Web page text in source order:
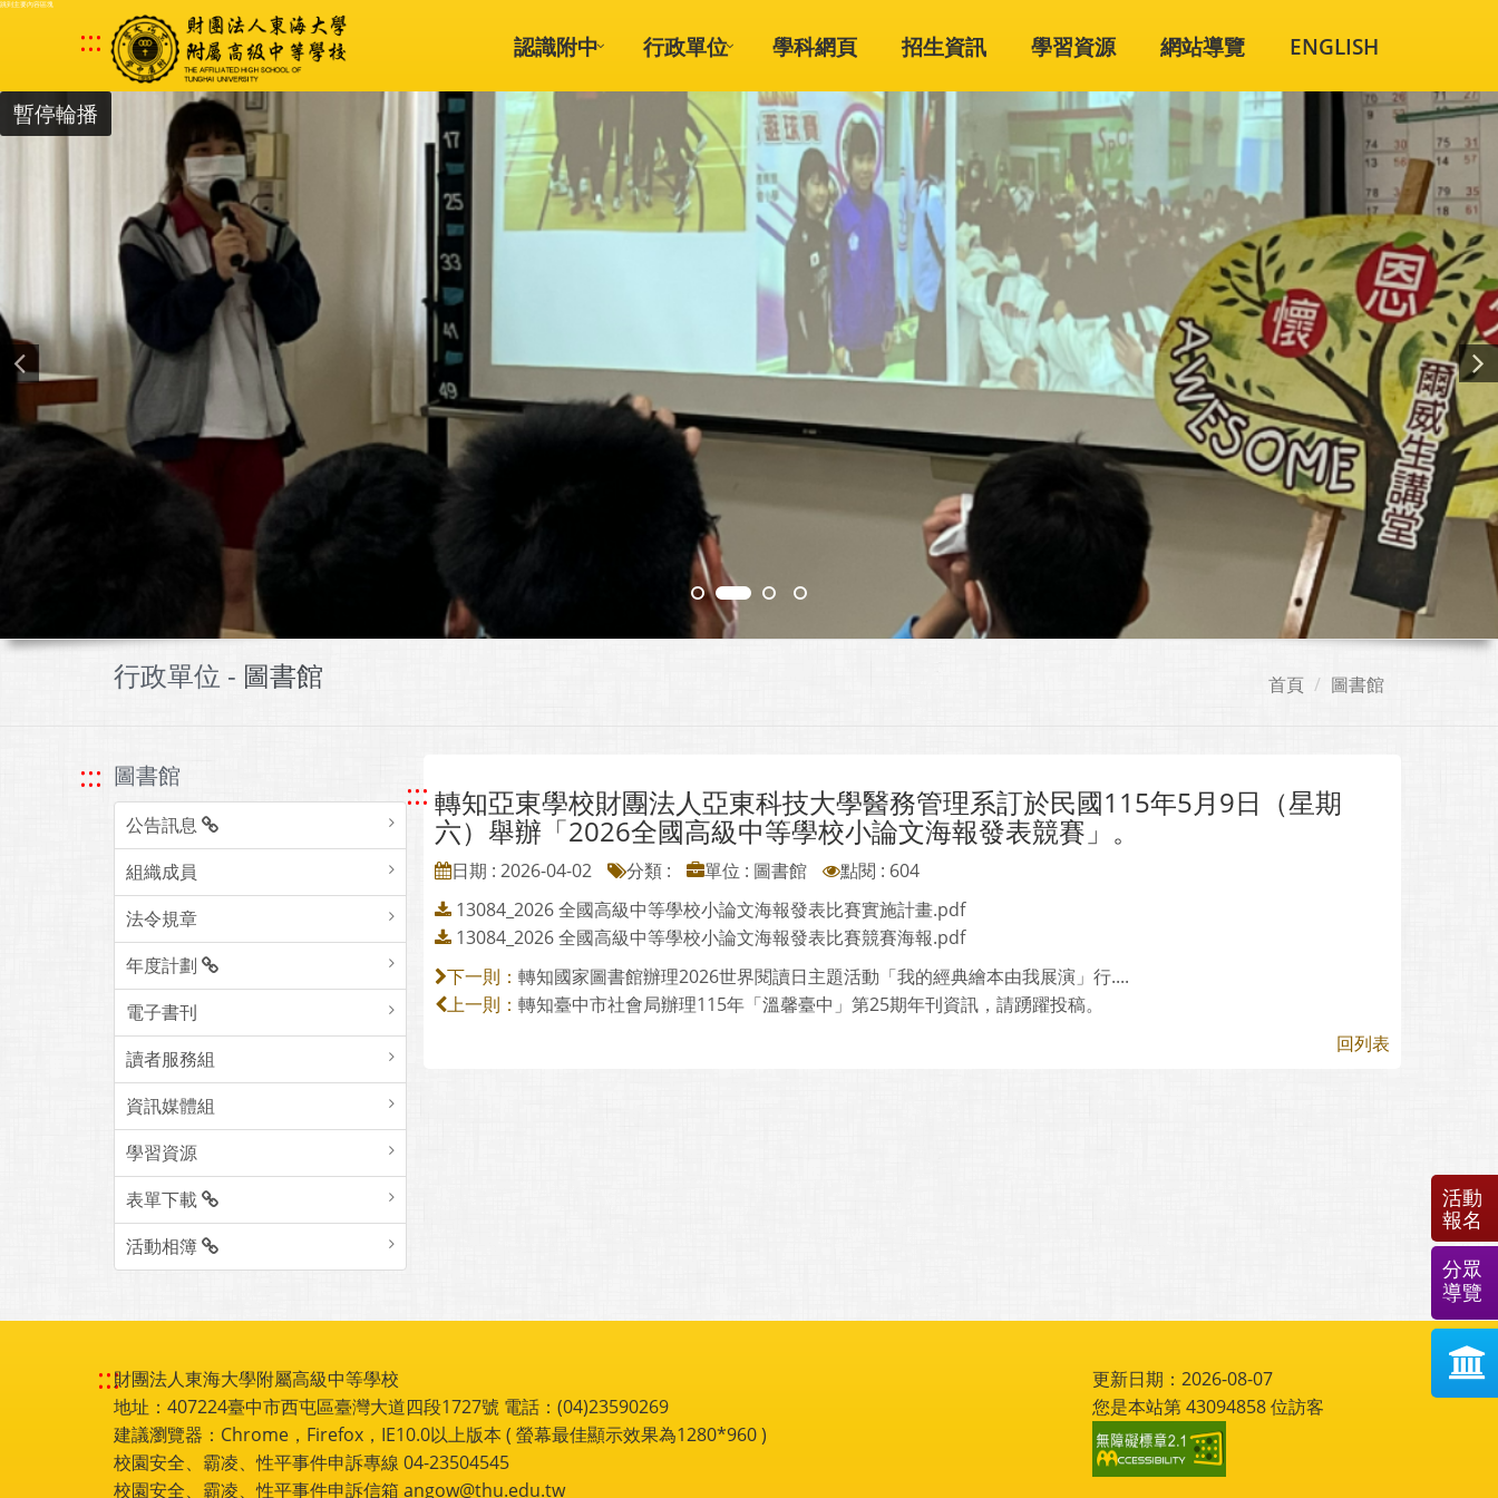
跳到主要內容區塊
::: 認識附中 行政單位 學科網頁 招生資訊 學習資源 網站導覽 ENGLISH
暫停輪播
行政單位 - 圖書館 首頁 圖書館
::: 圖書館
公告訊息
組織成員
法令規章
年度計劃
電子書刊
讀者服務組
資訊媒體組
學習資源
表單下載
活動相簿
::: 轉知亞東學校財團法人亞東科技大學醫務管理系訂於民國115年5月9日（星期
六）舉辦「2026全國高級中等學校小論文海報發表競賽」。
日期 : 2026-04-02 分類 : 單位 : 圖書館
點閱 : 604
13084_2026 全國高級中等學校小論文海報發表比賽實施計畫.pdf
13084_2026 全國高級中等學校小論文海報發表比賽競賽海報.pdf
下一則： 轉知國家圖書館辦理2026世界閱讀日主題活動「我的經典繪本由我展演」行....
上一則： 轉知臺中市社會局辦理115年「溫馨臺中」第25期年刊資訊，請踴躍投稿。
回列表
:::財團法人東海大學附屬高級中等學校
地址：407224臺中市西屯區臺灣大道四段1727號 電話：(04)23590269
建議瀏覽器：Chrome，Firefox，IE10.0以上版本 ( 螢幕最佳顯示效果為1280*960 )
校園安全、霸凌、性平事件申訴專線 04-23504545
校園安全、霸凌、性平事件申訴信箱 angow@thu.edu.tw
更新日期：2026-08-07
您是本站第43094858位訪客
活動
報名
分眾
導覽